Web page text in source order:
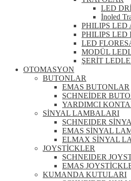
LED
İnoled
PHILIPS LED
PHILIPS LED
LED
MODÜL
ŞERİT
OTOMASYON
BUTONLAR
EMAS BUTONLAR
SCHNEİDER
YARDIMCI
SİNYAL LAMBALARI
SCHNEIDER
EMAS SİNYAL
ELMAX SİNYAL
JOYSTİCKLER
SCHNEIDER
EMAS
KUMANDA KUTULARI